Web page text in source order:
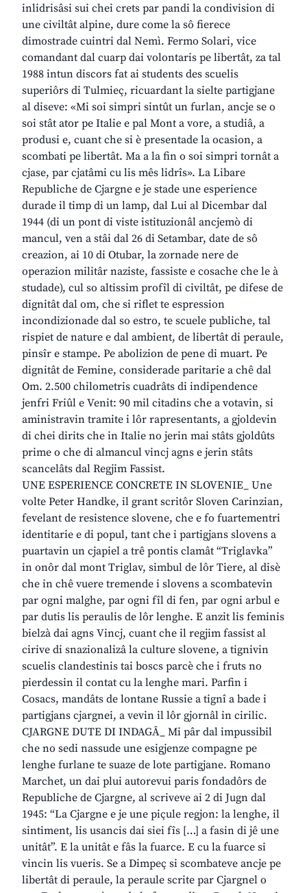
inlidrisâsi sui chei crets par pandi la condivision di
une civiltât alpine, dure come la sô fierece
dimostrade cuintri dal Nemì. Fermo Solari, vice
comandant dal cuarp dai volontaris pe libertât, za tal
1988 intun discors fat ai students des scuelis
superiôrs di Tulmieç, ricuardant la sielte partigjane
al diseve: «Mi soi simpri sintût un furlan, ancje se o
soi stât ator pe Italie e pal Mont a vore, a studiâ, a
produsi e, cuant che si è presentade la ocasion, a
scombati pe libertât. Ma a la fin o soi simpri tornât a
cjase, par cjatâmi cu lis mês lidrîs». La Libare
Republiche de Cjargne e je stade une esperience
durade il timp di un lamp, dal Lui al Dicembar dal
1944 (di un pont di viste istituzionâl ancjemò di
mancul, ven a stâi dal 26 di Setambar, date de sô
creazion, ai 10 di Otubar, la zornade nere de
operazion militâr naziste, fassiste e cosache che le à
studade), cul so altissim profîl di civiltât, pe difese de
dignitât dal om, che si riflet te espression
incondizionade dal so estro, te scuele publiche, tal
rispiet de nature e dal ambient, de libertât di peraule,
pinsîr e stampe. Pe abolizion de pene di muart. Pe
dignitât de Femine, considerade paritarie a chê dal
Om. 2.500 chilometris cuadrâts di indipendence
jenfri Friûl e Venit: 90 mil citadins che a votavin, si
aministravin tramite i lôr rapresentants, a gjoldevin
di chei dirits che in Italie no jerin mai stâts gjoldûts
prime o che di almancul vincj agns e jerin stâts
scancelâts dal Regjim Fassist.
UNE ESPERIENCE CONCRETE IN SLOVENIE_ Une
volte Peter Handke, il grant scritôr Sloven Carinzian,
fevelant de resistence slovene, che e fo fuartementri
identitarie e di popul, tant che i partigjans slovens a
puartavin un cjapiel a trê pontis clamât “Triglavka”
in onôr dal mont Triglav, simbul de lôr Tiere, al disè
che in chê vuere tremende i slovens a scombatevin
par ogni malghe, par ogni fîl di fen, par ogni arbul e
par dutis lis peraulis de lôr lenghe. E anzit lis feminis
bielzà dai agns Vincj, cuant che il regjim fassist al
cirive di snazionalizâ la culture slovene, a tignivin
scuelis clandestinis tai boscs parcè che i fruts no
pierdessin il contat cu la lenghe mari. Parfin i
Cosacs, mandâts de lontane Russie a tignî a bade i
partigjans cjargnei, a vevin il lôr gjornâl in cirilic.
CJARGNE DUTE DI INDAGÂ_ Mi pâr dal impussibil
che no sedi nassude une esigjenze compagne pe
lenghe furlane te suaze de lote partigjane. Romano
Marchet, un dai plui autorevui paris fondadôrs de
Republiche de Cjargne, al scriveve ai 2 di Jugn dal
1945: “La Cjargne e je une piçule regjon: la lenghe, il
sintiment, lis usancis dai siei fîs […] a fasin di jê une
unitât”. E la unitât e fâs la fuarce. E cu la fuarce si
vincin lis vueris. Se a Dimpeç si scombateve ancje pe
libertât di peraule, la peraule scrite par Cjargnel o